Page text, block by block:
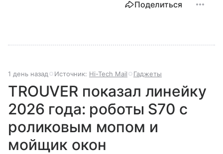
Поделиться
1 день назад Источник: Hi-Tech Mail Гаджеты
TROUVER показал линейку
2026 года: роботы S70 с
роликовым мопом и
мойщик окон